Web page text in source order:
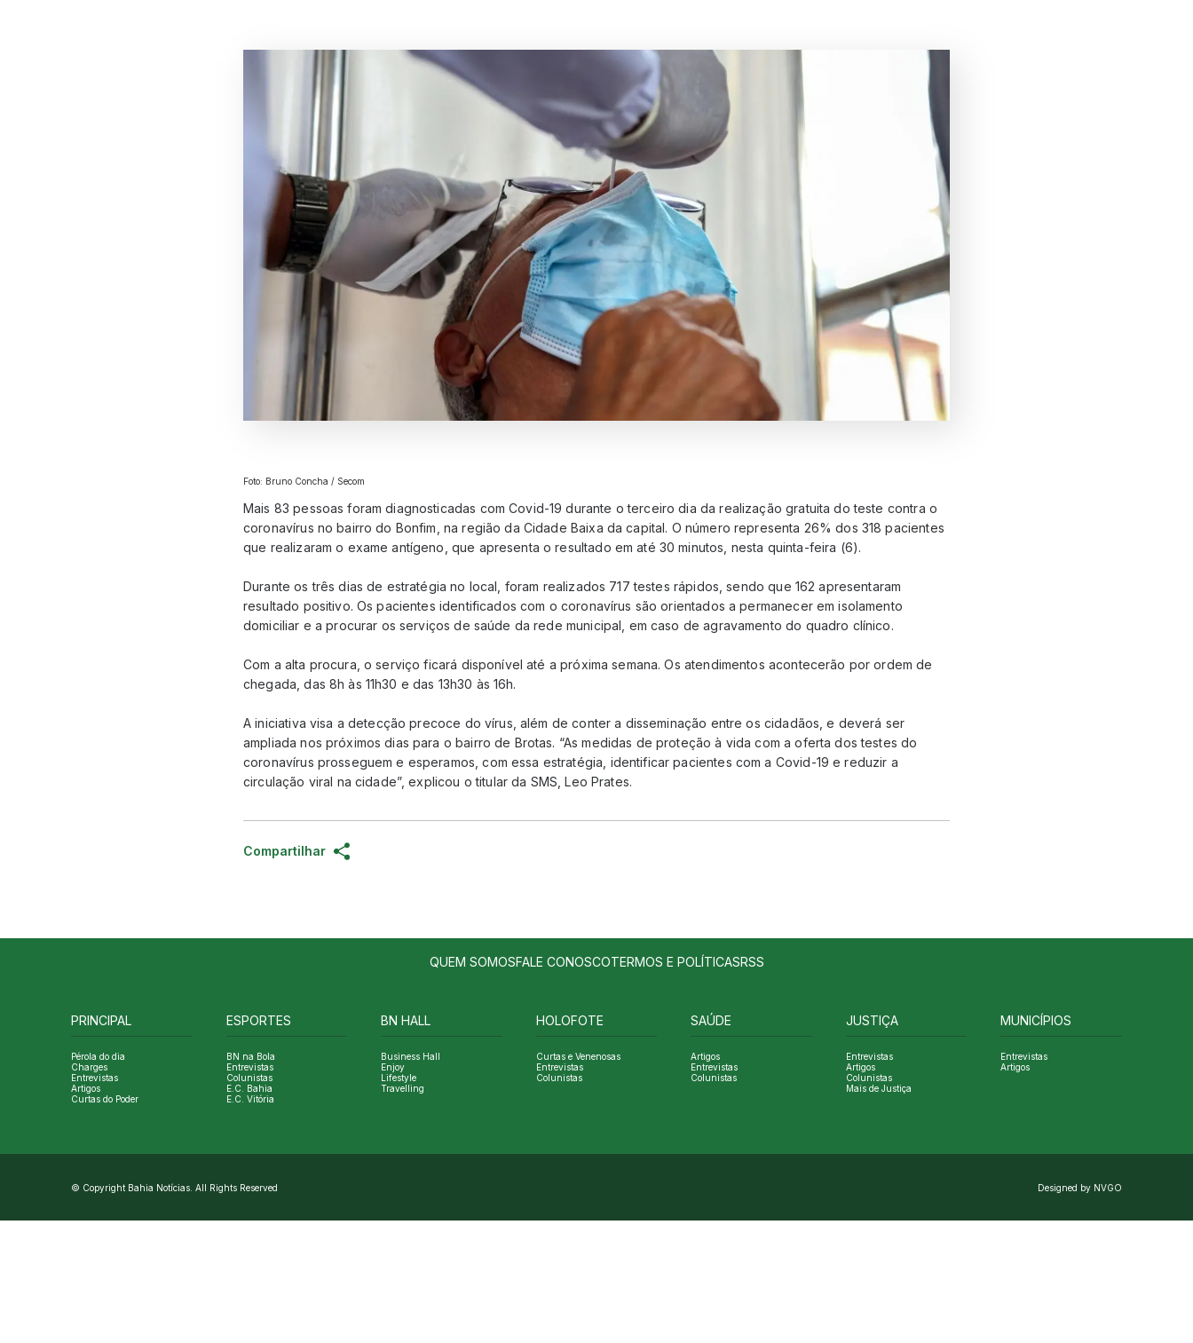
Foto: Bruno Concha / Secom
Mais 83 pessoas foram diagnosticadas com Covid-19 durante o terceiro dia da realização gratuita do teste contra o
coronavírus no bairro do Bonfim, na região da Cidade Baixa da capital. O número representa 26% dos 318 pacientes
que realizaram o exame antígeno, que apresenta o resultado em até 30 minutos, nesta quinta-feira (6).
Durante os três dias de estratégia no local, foram realizados 717 testes rápidos, sendo que 162 apresentaram
resultado positivo. Os pacientes identificados com o coronavírus são orientados a permanecer em isolamento
domiciliar e a procurar os serviços de saúde da rede municipal, em caso de agravamento do quadro clínico.
Com a alta procura, o serviço ficará disponível até a próxima semana. Os atendimentos acontecerão por ordem de
chegada, das 8h às 11h30 e das 13h30 às 16h.
A iniciativa visa a detecção precoce do vírus, além de conter a disseminação entre os cidadãos, e deverá ser
ampliada nos próximos dias para o bairro de Brotas. “As medidas de proteção à vida com a oferta dos testes do
coronavírus prosseguem e esperamos, com essa estratégia, identificar pacientes com a Covid-19 e reduzir a
circulação viral na cidade”, explicou o titular da SMS, Leo Prates.
Compartilhar
QUEM SOMOSFALE CONOSCOTERMOS E POLÍTICASRSS
PRINCIPAL
Pérola do dia
Charges
Entrevistas
Artigos
Curtas do Poder
ESPORTES
BN na Bola
Entrevistas
Colunistas
E.C. Bahia
E.C. Vitória
BN HALL
Business Hall
Enjoy
Lifestyle
Travelling
HOLOFOTE
Curtas e Venenosas
Entrevistas
Colunistas
SAÚDE
Artigos
Entrevistas
Colunistas
JUSTIÇA
Entrevistas
Artigos
Colunistas
Mais de Justiça
MUNICÍPIOS
Entrevistas
Artigos
© Copyright Bahia Notícias. All Rights Reserved Designed by NVGO